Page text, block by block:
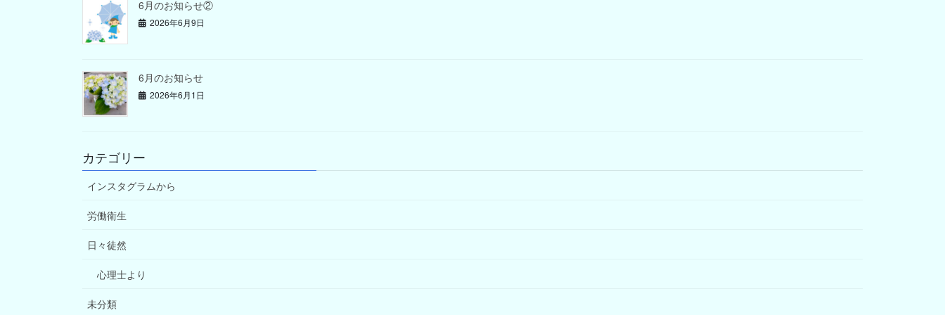
6月のお知らせ②
2026年6月9日
6月のお知らせ
2026年6月1日
カテゴリー
インスタグラムから
労働衛生
日々徒然
心理士より
未分類